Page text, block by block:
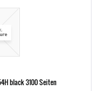
black 3100 Seiten